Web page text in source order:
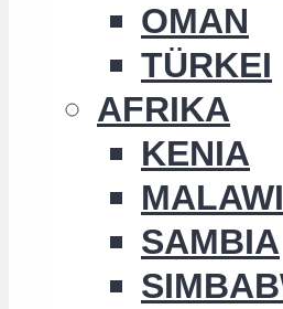
OMAN
TÜRKEI
AFRIKA
KENIA
MALAWI
SAMBIA